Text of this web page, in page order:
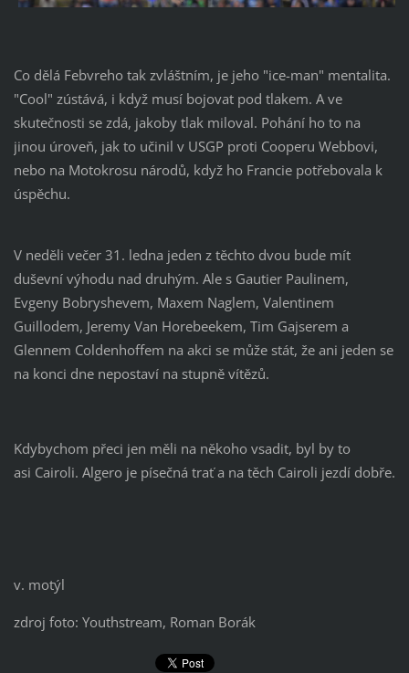
Co dělá Febvreho tak zvláštním, je jeho "ice-man" mentalita.
"Cool" zústává, i když musí bojovat pod tlakem. A ve
skutečnosti se zdá, jakoby tlak miloval. Pohání ho to na
jinou úroveň, jak to učinil v USGP proti Cooperu Webbovi,
nebo na Motokrosu národů, když ho Francie potřebovala k
úspěchu.
V neděli večer 31. ledna jeden z těchto dvou bude mít
duševní výhodu nad druhým. Ale s Gautier Paulinem,
Evgeny Bobryshevem, Maxem Naglem, Valentinem
Guillodem, Jeremy Van Horebeekem, Tim Gajserem a
Glennem Coldenhoffem na akci se může stát, že ani jeden se
na konci dne nepostaví na stupně vítězů.
Kdybychom přeci jen měli na někoho vsadit, byl by to
asi Cairoli. Algero je písečná trať a na těch Cairoli jezdí dobře.
v. motýl
zdroj foto: Youthstream, Roman Borák